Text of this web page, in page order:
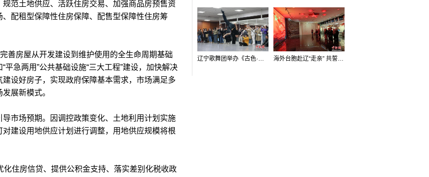
土地供应、活跃住房交易、加强商品房预售资
配租型保障性住房保障、配售型保障性住房筹
房屋从开发建设到维护使用的全生命周期基础
急两用”公共基础设施“三大工程”建设，加快解决
设好房子，实现政府保障基本需求，市场满足多
展新模式。
场预期。因调控政策变化、土地利用计划实施
建设用地供应计划进行调整，用地供应规模将根
住房信贷、提供公积金支持、落实差别化税收政
辽宁歌舞团举办《古色·国宝辽宁》排练开放日活动 海外台胞赴辽“走亲” 共誓“和平初心”